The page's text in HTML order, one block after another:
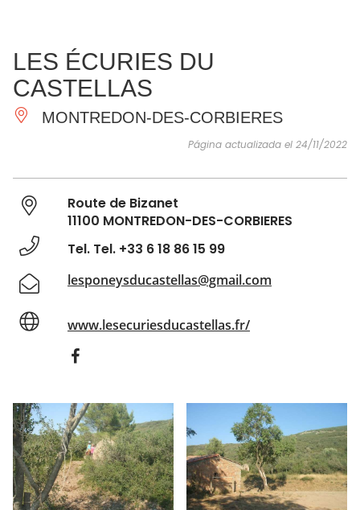
IMPRESCINDIBLES
HACER
LES ÉCURIES DU
CASTELLAS
MONTREDON-DES-CORBIERES
Página actualizada el 24/11/2022
Route de Bizanet
11100 MONTREDON-DES-CORBIERES
Tel. Tel. +33 6 18 86 15 99
lesponeysducastellas@gmail.com
www.lesecuriesducastellas.fr/